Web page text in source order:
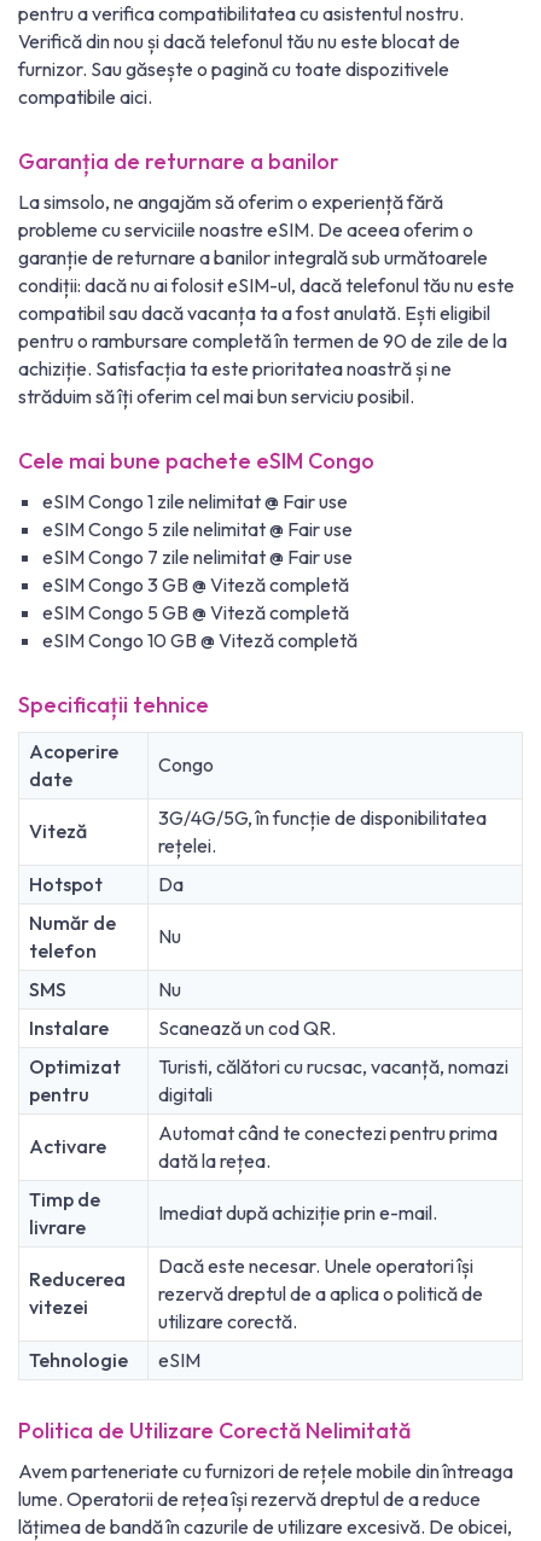
pentru a verifica compatibilitatea cu asistentul nostru.
Verifică din nou și dacă telefonul tău nu este blocat de
furnizor. Sau găsește o pagină cu toate dispozitivele
compatibile aici.
Garanția de returnare a banilor
La simsolo, ne angajăm să oferim o experiență fără
probleme cu serviciile noastre eSIM. De aceea oferim o
garanție de returnare a banilor integrală sub următoarele
condiții: dacă nu ai folosit eSIM-ul, dacă telefonul tău nu este
compatibil sau dacă vacanța ta a fost anulată. Ești eligibil
pentru o rambursare completă în termen de 90 de zile de la
achiziție. Satisfacția ta este prioritatea noastră și ne
străduim să îți oferim cel mai bun serviciu posibil.
Cele mai bune pachete eSIM Congo
eSIM Congo 1 zile nelimitat @ Fair use
eSIM Congo 5 zile nelimitat @ Fair use
eSIM Congo 7 zile nelimitat @ Fair use
eSIM Congo 3 GB @ Viteză completă
eSIM Congo 5 GB @ Viteză completă
eSIM Congo 10 GB @ Viteză completă
Specificații tehnice
Acoperire
date
Congo
Viteză
3G/4G/5G, în funcție de disponibilitatea
rețelei.
Hotspot
Da
Număr de
telefon
Nu
SMS
Nu
Instalare
Scanează un cod QR.
Optimizat
pentru
Turisti, călători cu rucsac, vacanță, nomazi
digitali
Activare
Automat când te conectezi pentru prima
dată la rețea.
Timp de
livrare
Imediat după achiziție prin e-mail.
Reducerea
vitezei
Dacă este necesar. Unele operatori își
rezervă dreptul de a aplica o politică de
utilizare corectă.
Tehnologie
eSIM
Politica de Utilizare Corectă Nelimitată
Avem parteneriate cu furnizori de rețele mobile din întreaga
lume. Operatorii de rețea își rezervă dreptul de a reduce
lățimea de bandă în cazurile de utilizare excesivă. De obicei,